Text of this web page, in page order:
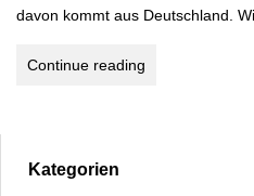
davon kommt aus Deutschland.
Continue reading
Kategorien